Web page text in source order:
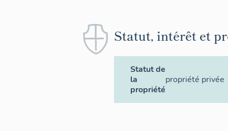
Statut, intérêt et
Statut de
la
propriété
propriété privée